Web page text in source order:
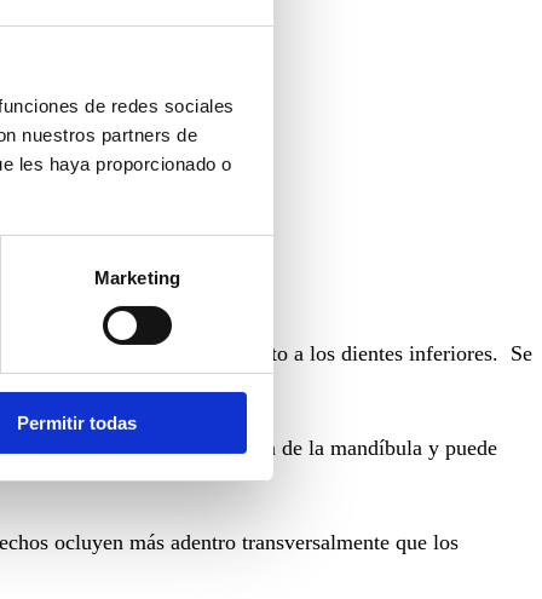
de redes sociales
nuestros partners de
les haya proporcionado o
Marketing
Permitir todas
de lo que deberían respecto a los dientes inferiores. Se
una correcta posición de la mandíbula y puede
ocluyen más adentro transversalmente que los